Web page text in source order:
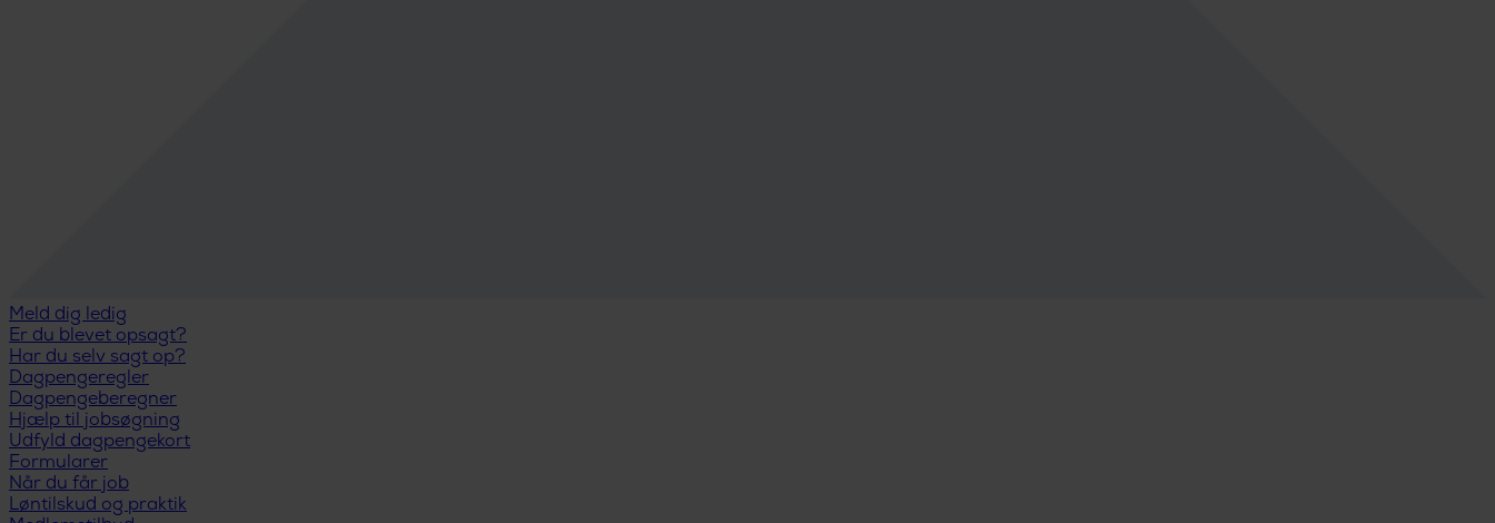
Meld dig ledig
Er du blevet opsagt?
Har du selv sagt op?
Dagpengeregler
Dagpengeberegner
Hjælp til jobsøgning
Udfyld dagpengekort
Formularer
Når du får job
Løntilskud og praktik